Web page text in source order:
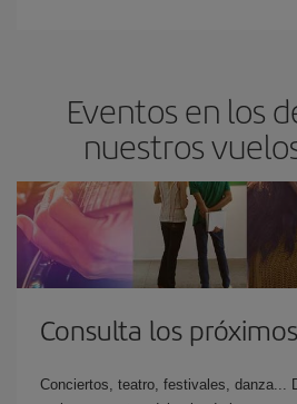
Eventos en los
nuestros
Consulta los
Conciertos, teatro, festivales, danza...